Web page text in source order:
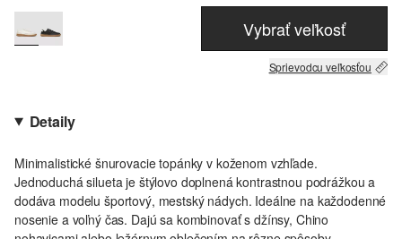
Vybrať veľkosť
Sprievodcu veľkosťou
Detaily
Minimalistické šnurovacie topánky v koženom vzhľade.
Jednoduchá silueta je štýlovo doplnená kontrastnou podrážkou a
dodáva modelu športový, mestský nádych. Ideálne na každodenné
nosenie a voľný čas. Dajú sa kombinovať s džínsy, Chino